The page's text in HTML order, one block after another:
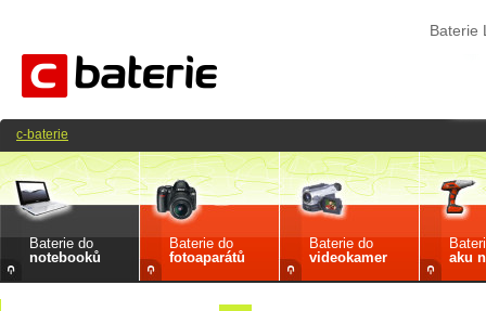
Baterie
Baterie do
notebooků
Baterie do
fotoaparátů
Baterie do
videokamer
aku
c-baterie